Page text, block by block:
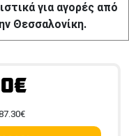
για αγορές από
Θεσσαλονίκη.
€